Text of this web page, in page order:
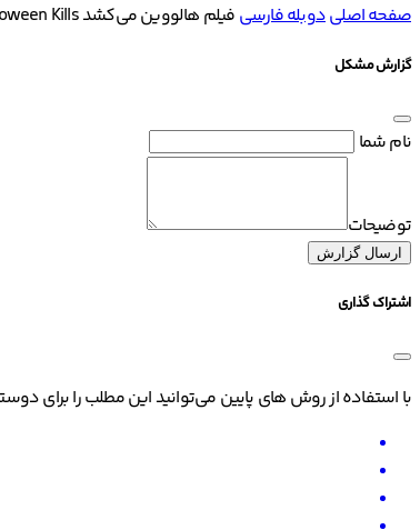
صفحه اصلیدوبله فارسی فیلم هالووین می‌کشد Halloween Kills
گزارش مشکل
نام شما
توضیحات
ارسال گزارش
اشتراک گذاری
با استفاده از روش های پایین می‌توانید این مطلب را برای